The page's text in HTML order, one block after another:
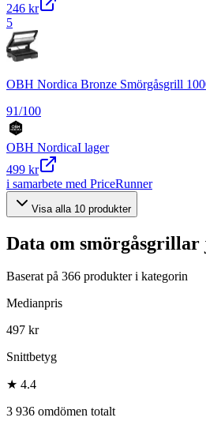
246 kr
5
OBH Nordica Bronze Smörgåsgrill
91/100
OBH NordicaI lager
499 kr
i samarbete med PriceRunner
Visa alla 10 produkter
Data om smörgåsgrillar
Baserat på 366 produkter i kategorin
Medianpris
497 kr
Snittbetyg
★ 4.4
3 936 omdömen totalt